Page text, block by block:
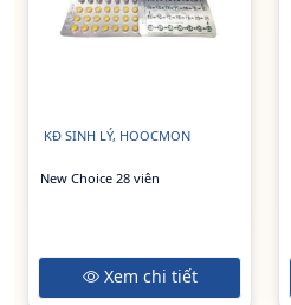
KĐ SINH LÝ, HOOCMON
New Choice 28 viên
Xem chi tiết